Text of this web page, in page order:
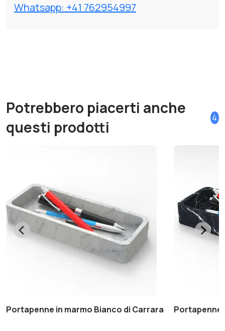
Whatsapp: +41 762954997
Potrebbero piacerti anche
questi prodotti
4
Portapenne in marmo Bianco di Carrara Portapenne